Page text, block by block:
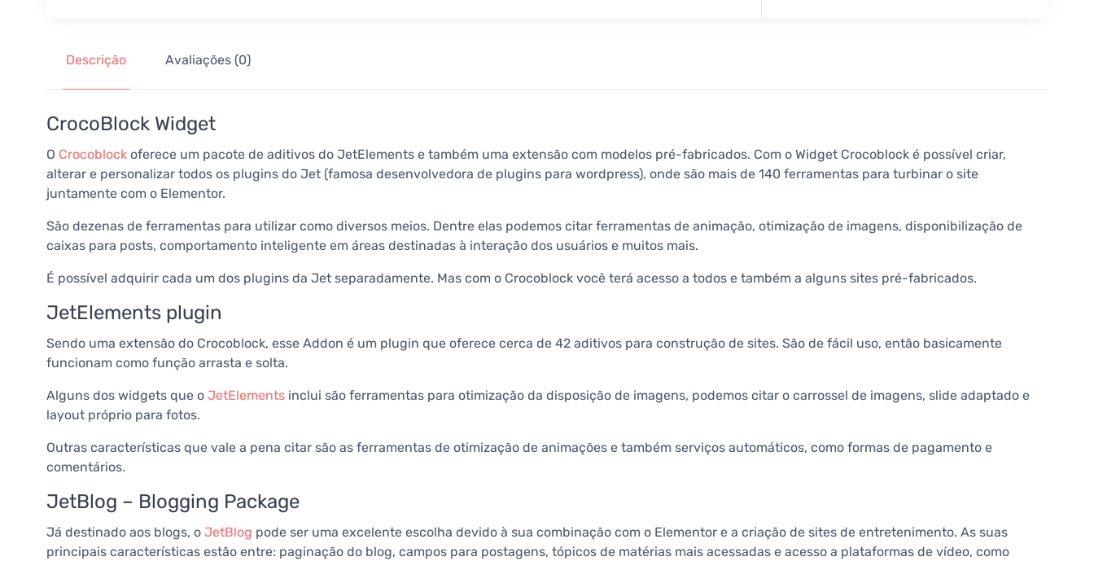
Descrição Avaliações (0)
CrocoBlock Widget
O Crocoblock oferece um pacote de aditivos do JetElements e também uma extensão com modelos pré-fabricados. Com o Widget Crocoblock é possível criar,
alterar e personalizar todos os plugins do Jet (famosa desenvolvedora de plugins para wordpress), onde são mais de 140 ferramentas para turbinar o site
juntamente com o Elementor.
São dezenas de ferramentas para utilizar como diversos meios. Dentre elas podemos citar ferramentas de animação, otimização de imagens, disponibilização de
caixas para posts, comportamento inteligente em áreas destinadas à interação dos usuários e muitos mais.
É possível adquirir cada um dos plugins da Jet separadamente. Mas com o Crocoblock você terá acesso a todos e também a alguns sites pré-fabricados.
JetElements plugin
Sendo uma extensão do Crocoblock, esse Addon é um plugin que oferece cerca de 42 aditivos para construção de sites. São de fácil uso, então basicamente
funcionam como função arrasta e solta.
Alguns dos widgets que o JetElements inclui são ferramentas para otimização da disposição de imagens, podemos citar o carrossel de imagens, slide adaptado e
layout próprio para fotos.
Outras características que vale a pena citar são as ferramentas de otimização de animações e também serviços automáticos, como formas de pagamento e
comentários.
JetBlog – Blogging Package
Já destinado aos blogs, o JetBlog pode ser uma excelente escolha devido à sua combinação com o Elementor e a criação de sites de entretenimento. As suas
principais características estão entre: paginação do blog, campos para postagens, tópicos de matérias mais acessadas e acesso a plataformas de vídeo, como